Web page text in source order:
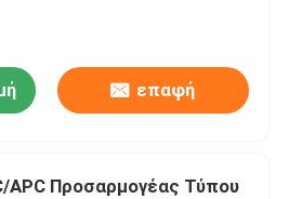
επαφή
APC Προσαρμογέας Τύπου